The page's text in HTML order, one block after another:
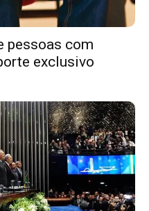
pessoas com
exclusivo